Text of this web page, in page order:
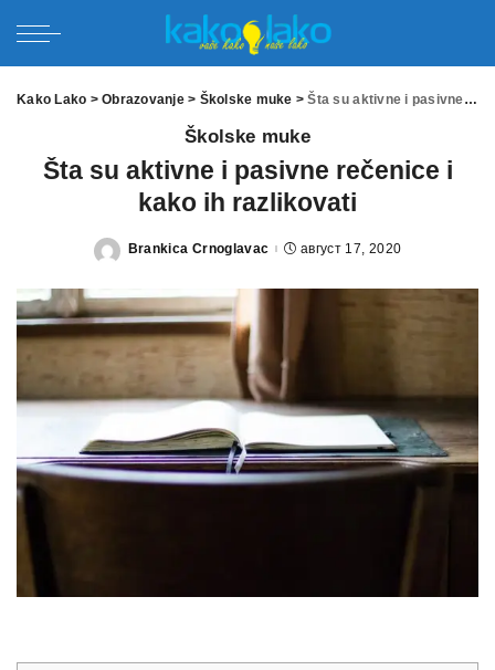
Kako Lako >Obrazovanje> Školske muke >Šta su aktivne i pasivne rečenice i kako ih razlikovati
Školske muke
Šta su aktivne i pasivne rečenice i
kako ih razlikovati
Posted
Brankica Crnoglavac август 17, 2020